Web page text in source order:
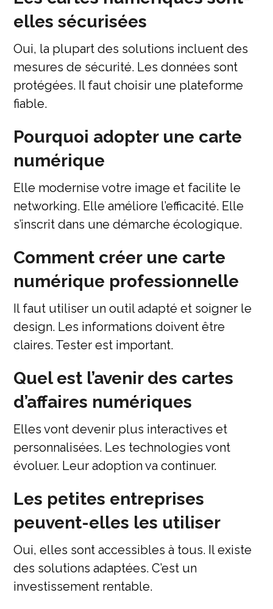
elles sécurisées
Oui, la plupart des solutions incluent des
mesures de sécurité. Les données sont
protégées. Il faut choisir une plateforme
fiable.
Pourquoi adopter une carte
numérique
Elle modernise votre image et facilite le
networking. Elle améliore l’efficacité. Elle
s’inscrit dans une démarche écologique.
Comment créer une carte
numérique professionnelle
Il faut utiliser un outil adapté et soigner le
design. Les informations doivent être
claires. Tester est important.
Quel est l’avenir des cartes
d’affaires numériques
Elles vont devenir plus interactives et
personnalisées. Les technologies vont
évoluer. Leur adoption va continuer.
Les petites entreprises
peuvent-elles les utiliser
Oui, elles sont accessibles à tous. Il existe
des solutions adaptées. C’est un
investissement rentable.